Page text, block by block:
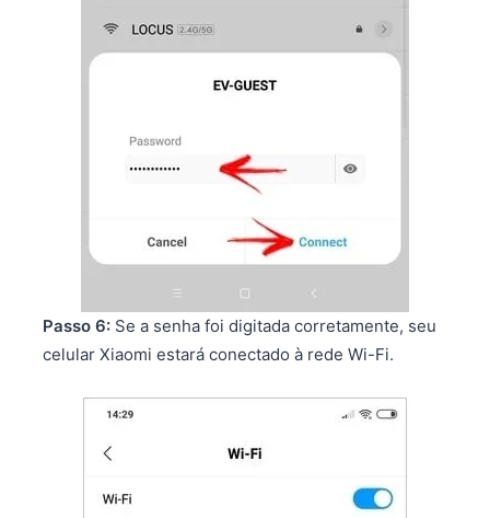
Passo 6: Se a senha foi digitada corretamente, seu
celular Xiaomi estará conectado à rede Wi-Fi.